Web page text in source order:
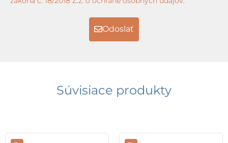
Odoslať
Súvisiace produkty